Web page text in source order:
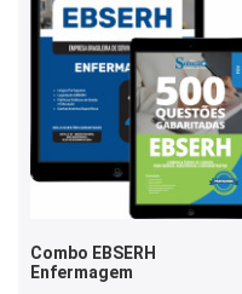
Combo EBSERH
Enfermagem